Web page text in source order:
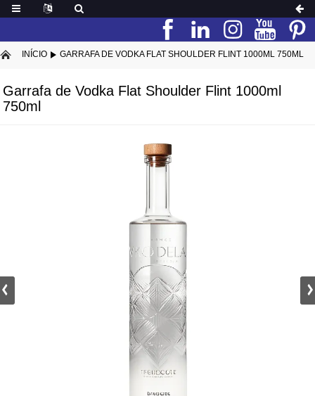
INÍCIO GARRAFA DE VODKA FLAT SHOULDER FLINT 1000ML 750ML
Garrafa de Vodka Flat Shoulder Flint 1000ml
750ml